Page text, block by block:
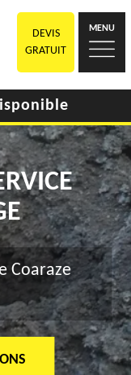
DEVIS
GRATUIT
MENU
Coaraze